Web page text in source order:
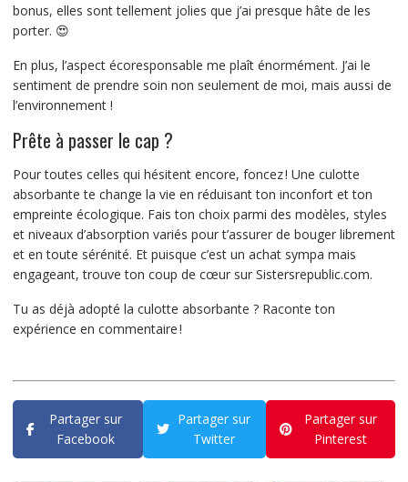
bonus, elles sont tellement jolies que j’ai presque hâte de les
porter. 😍
En plus, l’aspect écoresponsable me plaît énormément. J’ai le
sentiment de prendre soin non seulement de moi, mais aussi de
l’environnement !
Prête à passer le cap ?
Pour toutes celles qui hésitent encore, foncez ! Une culotte
absorbante te change la vie en réduisant ton inconfort et ton
empreinte écologique. Fais ton choix parmi des modèles, styles
et niveaux d’absorption variés pour t’assurer de bouger librement
et en toute sérénité. Et puisque c’est un achat sympa mais
engageant, trouve ton coup de cœur sur Sistersrepublic.com.
Tu as déjà adopté la culotte absorbante ? Raconte ton
expérience en commentaire !
Partager sur
Facebook
Partager sur
Twitter
Partager sur
Pinterest